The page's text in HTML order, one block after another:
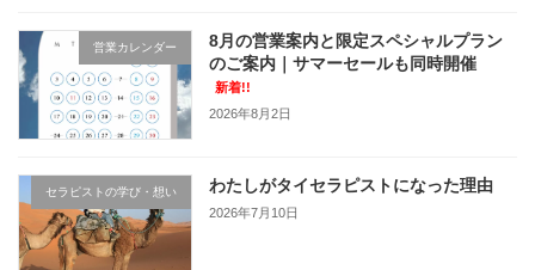
営業カレンダー
8月の営業案内と限定スペシャルプラン
のご案内｜サマーセールも同時開催
新着!!
2026年8月2日
セラピストの学び・想い わたしがタイセラピストになった理由
2026年7月10日